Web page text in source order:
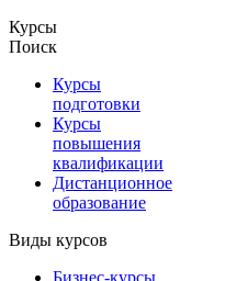
Курсы
Поиск
Курсы
подготовки
Курсы
повышения
квалификации
Дистанционное
образование
Виды курсов
Бизнес-курсы